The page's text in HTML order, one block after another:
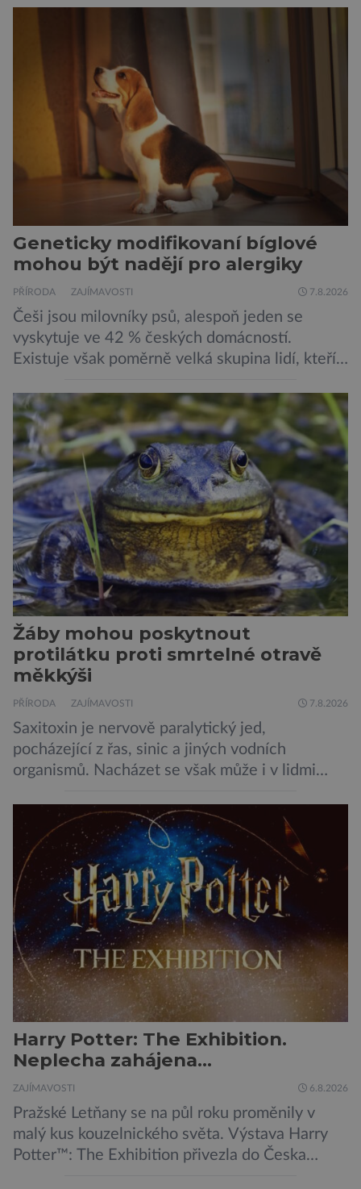
Geneticky modifikovaní bíglové
mohou být nadějí pro alergiky
PŘÍRODA ZAJÍMAVOSTI 7.8.2026
Češi jsou milovníky psů, alespoň jeden se
vyskytuje ve 42 % českých domácností.
Existuje však poměrně velká skupina lidí, kteří
jsou alergičtí. Jejich imunitní systém
přecitlivěle reaguje na proteiny obsažené v
psích slinách, potu, moči a šupinkách kůže,
zachycených v srsti. Vědci nyní geneticky
upravili psy, aby […]
Žáby mohou poskytnout
protilátku proti smrtelné otravě
měkkýši
PŘÍRODA ZAJÍMAVOSTI 7.8.2026
Saxitoxin je nervově paralytický jed,
pocházející z řas, sinic a jiných vodních
organismů. Nacházet se však může i v lidmi
slávky. K příznakům otravy patří paralýza
dýchacích cest, dojít však může až k udušení.
Dosud proti tomuto jedu neexistovala
protilátka, nyní ji zřejmě vědci objevili, ovšem
její zdroj je […]
Harry Potter: The Exhibition.
Neplecha zahájena…
ZAJÍMAVOSTI 6.8.2026
Pražské Letňany se na půl roku proměnily v
malý kus kouzelnického světa. Výstava Harry
Potter™: The Exhibition přivezla do Česka